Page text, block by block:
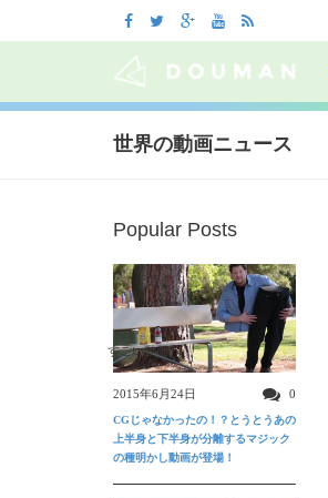
世界の動画ニュース
Popular Posts
すごい動画
2015年6月24日 0
CGじゃなかったの！？とうとうあの
上半身と下半身が分離するマジック
の種明かし動画が登場！